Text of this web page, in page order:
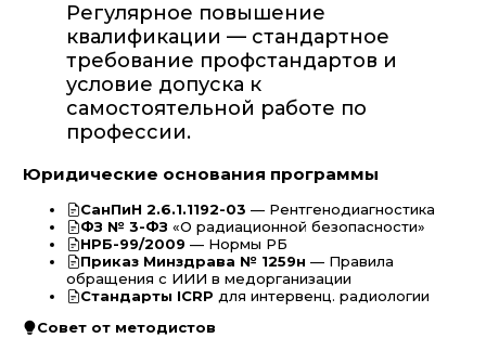
Регулярное повышение
квалификации — стандартное
требование профстандартов и
условие допуска к
самостоятельной работе по
профессии.
Юридические основания программы
СанПиН 2.6.1.1192-03 — Рентгенодиагностика
ФЗ № 3-ФЗ «О радиационной безопасности»
НРБ-99/2009 — Нормы РБ
Приказ Минздрава № 1259н — Правила
обращения с ИИИ в медорганизации
Стандарты ICRP для интервенц. радиологии
Совет от методистов